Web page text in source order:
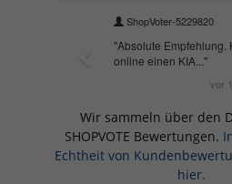
Wir sammeln über den
SHOPVOTE Bewertungen.
Echtheit von
hier.